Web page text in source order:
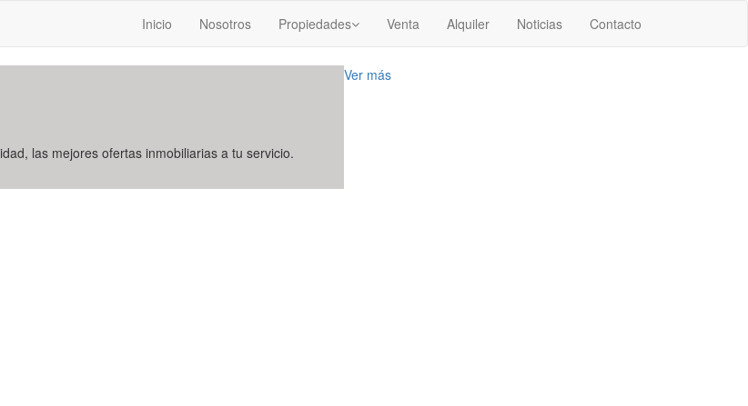
Inicio Nosotros Propiedades Venta Alquiler Noticias Contacto
las mejores ofertas inmobiliarias a tu servicio.
Ver más